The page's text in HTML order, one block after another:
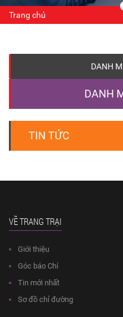
Trang chủ
DANH
DANH
TIN TỨC
VỀ TRANG TRẠI
Giới thiệu
Góc báo Chí
Tin mới nhất
Sơ đồ chỉ đường